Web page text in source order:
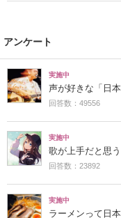
アンケート
実施中
声が好きな「日
回答数：49556
実施中
歌が上手だと思
回答数：23892
実施中
ラーメンって日